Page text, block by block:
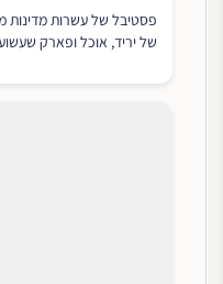
פסטיבל של עשרות מדינות
של יריד, אוכל ופארק